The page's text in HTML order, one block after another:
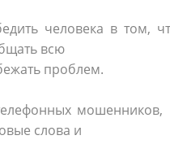
человека в том,
всю
проблем.
слова и